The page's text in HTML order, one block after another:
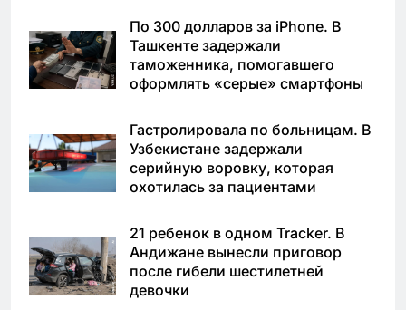
По 300 долларов за iPhone. В
Ташкенте задержали
таможенника, помогавшего
оформлять «серые» смартфоны
Гастролировала по больницам. В
Узбекистане задержали
серийную воровку, которая
охотилась за пациентами
21 ребенок в одном Tracker. В
Андижане вынесли приговор
после гибели шестилетней
девочки